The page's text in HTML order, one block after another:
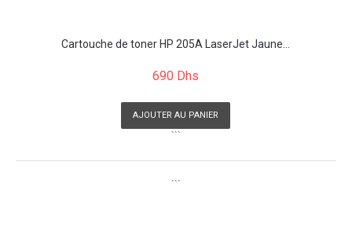
Cartouche de toner HP 205A LaserJet Jaune...
690 Dhs
AJOUTER AU PANIER
```
```